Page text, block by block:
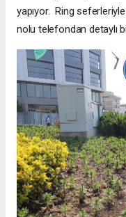
yapıyor. Ring
nolu telefondan detaylı